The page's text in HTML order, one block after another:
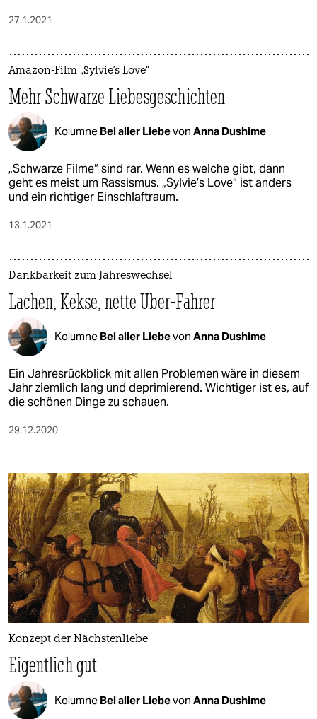
27.1.2021
Amazon-Film „Sylvie's Love“
Mehr Schwarze Liebesgeschichten
Kolumne Bei aller Liebevon Anna Dushime
„Schwarze Filme“ sind rar. Wenn es welche gibt, dann
geht es meist um Rassismus. „Sylvie’s Love“ ist anders
und ein richtiger Einschlaftraum.
13.1.2021
Dankbarkeit zum Jahreswechsel
Lachen, Kekse, nette Uber-Fahrer
Kolumne Bei aller Liebevon Anna Dushime
Ein Jahresrückblick mit allen Problemen wäre in diesem
Jahr ziemlich lang und deprimierend. Wichtiger ist es, auf
die schönen Dinge zu schauen.
29.12.2020
Konzept der Nächstenliebe
Eigentlich gut
Kolumne Bei aller Liebevon Anna Dushime